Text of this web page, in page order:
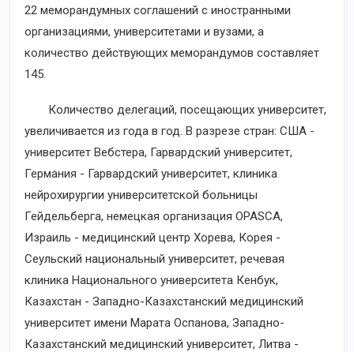
22 меморандумных соглашений с иностранными
организациями, университетами и вузами, а
количество действующих меморандумов составляет
145.
Количество делегаций, посещающих университет,
увеличивается из года в год. В разрезе стран: США -
университет Вебстера, Гарвардский университет,
Германия - Гарвардский университет, клиника
нейрохирургии университетской больницы
Гейдельберга, немецкая организация OPASCA,
Израиль - медицинский центр Хорева, Корея -
Сеульский национальный университет, речевая
клиника Национального университета Кенбук,
Казахстан - Западно-Казахстанский медицинский
университет имени Марата Оспанова, Западно-
Казахстанский медицинский университет, Литва -